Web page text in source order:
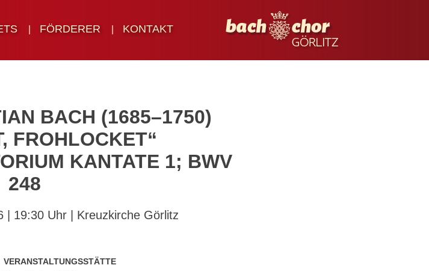
FÖRDERER KONTAKT
BACH (1685–1750)
FROHLOCKET“
KANTATE 1; BWV
248
| 19:30 Uhr | Kreuzkirche Görlitz
VERANSTALTUNGSSTÄTTE